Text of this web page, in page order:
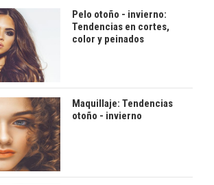
Pelo otoño - invierno:
Tendencias en cortes,
color y peinados
Maquillaje: Tendencias
otoño - invierno